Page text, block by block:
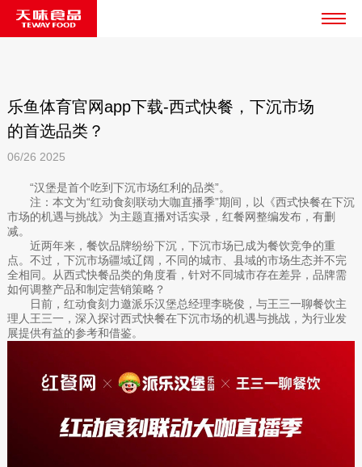
乐鱼体育官网app下载-西式快餐，下沉市场
的首选品类？
06/26 2025
“汉堡是首个吃到下沉市场红利的品类”。
注：本文为“红动食刻联动大咖直播季”期间，以《西式快餐在下沉
市场的机遇与挑战》为主题直播对话实录，红餐网整编发布，有删
减。
近两年来，餐饮品牌纷纷下沉，下沉市场已成为餐饮竞争的重
点。不过，下沉市场疆域辽阔，不同的城市、县域的市场生态并不完
全相同。从西式快餐品类的角度看，针对不同城市存在差异，品牌需
如何调整产品和制定营销策略？
日前，红动食刻力邀派乐汉堡总经理李晓俊，与王三一聊餐饮主
理人王三一，深入探讨西式快餐在下沉市场的机遇与挑战，为行业发
展提供有益的参考和借鉴。